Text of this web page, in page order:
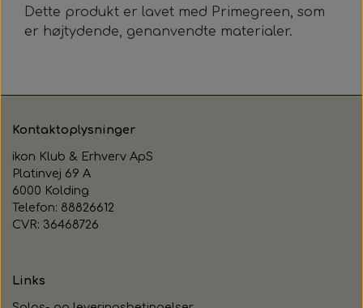
Dette produkt er lavet med Primegreen, som
er højtydende, genanvendte materialer.
Kontaktoplysninger
ikon Klub & Erhverv ApS
Platinvej 69 A
6000 Kolding
Telefon: 88826612
CVR: 36468726
Links